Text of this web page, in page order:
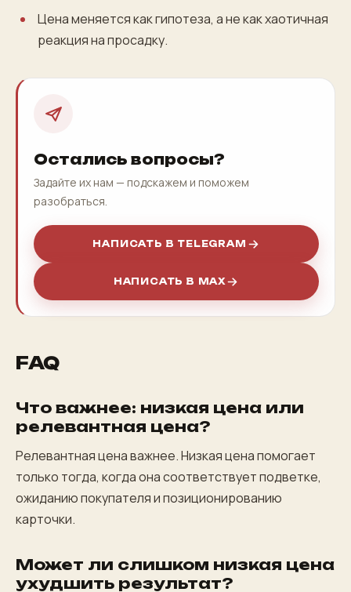
Цена меняется как гипотеза, а не как хаотичная
реакция на просадку.
Остались вопросы?
Задайте их нам — подскажем и поможем
разобраться.
НАПИСАТЬ В TELEGRAM
НАПИСАТЬ В MAX
FAQ
Что важнее: низкая цена или
релевантная цена?
Релевантная цена важнее. Низкая цена помогает
только тогда, когда она соответствует подветке,
ожиданию покупателя и позиционированию
карточки.
Может ли слишком низкая цена
ухудшить результат?